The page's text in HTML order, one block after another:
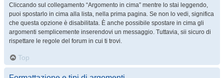
Cliccando sul collegamento “Argomento in cima” mentre lo stai leggendo,
puoi spostarlo in cima alla lista, nella prima pagina. Se non lo vedi, significa
che questa opzione è disabilitata. È anche possibile spostare in cima gli
argomenti semplicemente inserendovi un messaggio. Tuttavia, sii sicuro di
rispettare le regole del forum in cui ti trovi.
Top